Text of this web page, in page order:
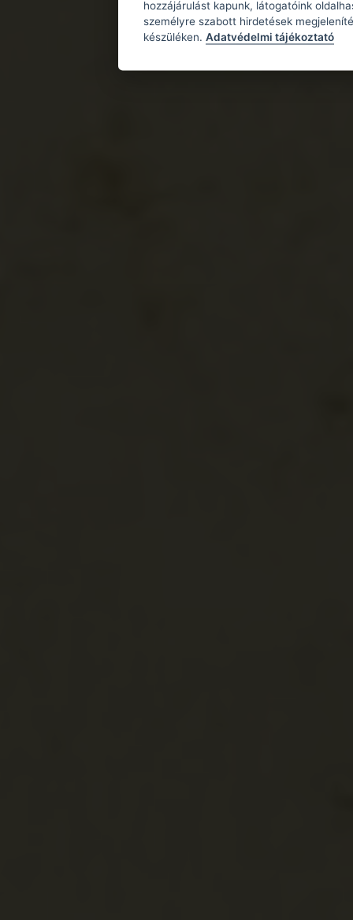
hozzájárulást kapunk, látogatóink
személyre szabott hirdetések
készüléken. Adatvédelmi tájékoztató